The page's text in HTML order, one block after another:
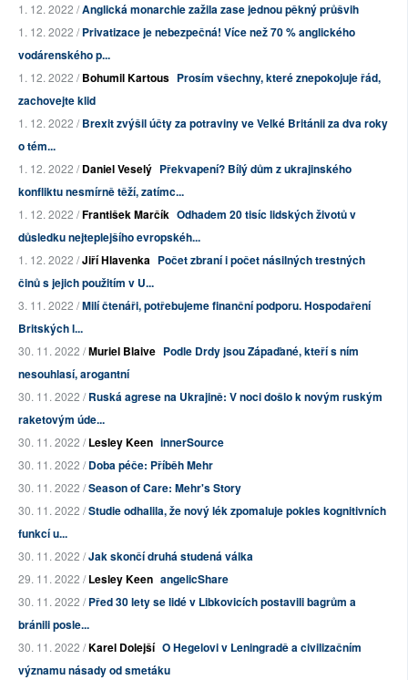
1. 12. 2022 /Anglická monarchie zažila zase jednou pěkný průšvih
1. 12. 2022 /Privatizace je nebezpečná! Více než 70 % anglického
vodárenského p...
1. 12. 2022 /Bohumil Kartous Prosím všechny, které znepokojuje řád,
zachovejte klid
1. 12. 2022 /Brexit zvýšil účty za potraviny ve Velké Británii za dva roky
o tém...
1. 12. 2022 /Daniel Veselý Překvapení? Bílý dům z ukrajinského
konfliktu nesmírně těží, zatímc...
1. 12. 2022 /František Marčík Odhadem 20 tisíc lidských životů v
důsledku nejteplejšího evropskéh...
1. 12. 2022 /Jiří Hlavenka Počet zbraní i počet násilných trestných
činů s jejich použitím v U...
3. 11. 2022 /Milí čtenáři, potřebujeme finanční podporu. Hospodaření
Britských l...
30. 11. 2022 /Muriel Blaive Podle Drdy jsou Zápaďané, kteří s ním
nesouhlasí, arogantní
30. 11. 2022 /Ruská agrese na Ukrajině: V noci došlo k novým ruským
raketovým úde...
30. 11. 2022 /Lesley Keen innerSource
30. 11. 2022 /Doba péče: Příběh Mehr
30. 11. 2022 /Season of Care: Mehr's Story
30. 11. 2022 /Studie odhalila, že nový lék zpomaluje pokles kognitivních
funkcí u...
30. 11. 2022 /Jak skončí druhá studená válka
29. 11. 2022 /Lesley Keen angelicShare
30. 11. 2022 /Před 30 lety se lidé v Libkovicích postavili bagrům a
bránili posle...
30. 11. 2022 /Karel Dolejší O Hegelovi v Leningradě a civilizačním
významu násady od smetáku